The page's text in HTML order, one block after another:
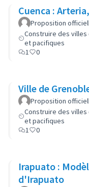
Cuenca :
Proposition
Construire des
et pacifiques
1
0
Ville de
Proposition
Construire des
et pacifiques
1
0
Irapuato :
d'Irapuato